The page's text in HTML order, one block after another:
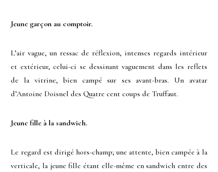
Jeune garçon au comptoir.
L’air vague, un ressac de réflexion, intenses regards intérieur
et extérieur, celui-ci se dessinant vaguement dans les reflets
de la vitrine, bien campé sur ses avant-bras. Un avatar
d’Antoine Doisnel des Quatre cent coups de Truffaut.
Jeune fille à la sandwich.
Le regard est dirigé hors-champ; une attente, bien campée à la
verticale, la jeune fille étant elle-même en sandwich entre des